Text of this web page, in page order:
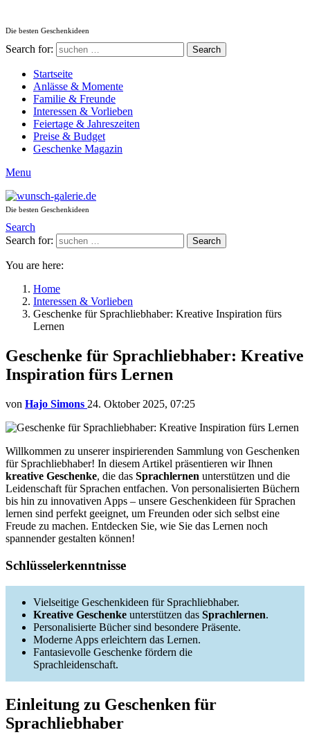
Die besten Geschenkideen
Search for: Search
Startseite
Anlässe & Momente
Familie & Freunde
Interessen & Vorlieben
Feiertage & Jahreszeiten
Preise & Budget
Geschenke Magazin
Menu
Die besten Geschenkideen
Search
Search for:
Search
You are here:
Home
Interessen & Vorlieben
Geschenke für Sprachliebhaber: Kreative Inspiration fürs
Lernen
Geschenke für Sprachliebhaber: Kreative
Inspiration fürs Lernen
von Hajo Simons 24. Oktober 2025, 07:25
Willkommen zu unserer inspirierenden Sammlung von Geschenken
für Sprachliebhaber! In diesem Artikel präsentieren wir Ihnen
kreative Geschenke, die das Sprachlernen unterstützen und die
Leidenschaft für Sprachen entfachen. Von personalisierten Büchern
bis hin zu innovativen Apps – unsere Geschenkideen für Sprachen
lernen sind perfekt geeignet, um Freunden oder sich selbst eine
Freude zu machen. Entdecken Sie, wie Sie das Lernen noch
spannender gestalten können!
Schlüsselerkenntnisse
Vielseitige Geschenkideen für Sprachliebhaber.
Kreative Geschenke unterstützen das Sprachlernen.
Personalisierte Bücher sind besondere Präsente.
Moderne Apps erleichtern das Lernen.
Fantasievolle Geschenke fördern die
Sprachleidenschaft.
Einleitung zu Geschenken für
Sprachliebhaber